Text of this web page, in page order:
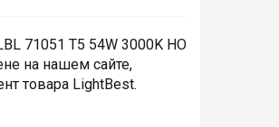
71051 T5 54W 3000K HO
на нашем сайте,
товара LightBest.